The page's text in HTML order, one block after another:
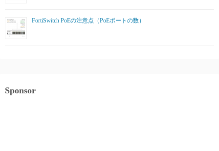
FortiSwitch PoEの注意点（PoEポートの数）
Sponsor